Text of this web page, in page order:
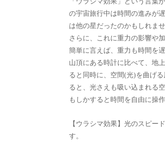
の宇宙旅行中は時間の進みが
は他の星だったのかもしれま
さらに、これに重力の影響や
簡単に言えば、重力も時間を
山頂にある時計に比べて、地
ると同時に、空間(光)を曲げ
ると、光さえも吸い込まれる
もしかすると時間を自由に操
【ウラシマ効果】光のスピー
す。